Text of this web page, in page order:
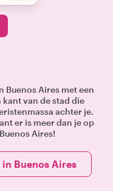
Buenos Aires met een
van de stad die
achter je.
er is meer dan je op
Aires!
Buenos Aires